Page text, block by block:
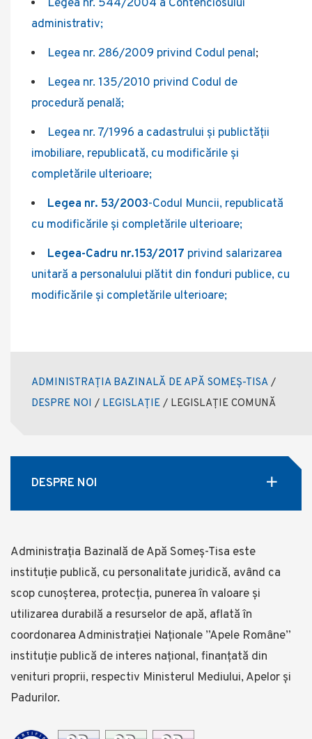
Legea nr. 544/2004 a Contenciosului
administrativ;
Legea nr. 286/2009 privind Codul penal;
Legea nr. 135/2010 privind Codul de
procedură penală;
Legea nr. 7/1996 a cadastrului și publictății
imobiliare, republicată, cu modificările și
completările ulterioare;
Legea nr. 53/2003-Codul Muncii, republicată
cu modificările și completările ulterioare;
Legea-Cadru nr.153/2017 privind salarizarea
unitară a personalului plătit din fonduri publice, cu
modificările şi completările ulterioare;
ADMINISTRAȚIA BAZINALĂ DE APĂ SOMEȘ-TISA /
DESPRE NOI / LEGISLAȚIE / LEGISLAȚIE COMUNĂ
DESPRE NOI
Administrația Bazinală de Apă Someş-Tisa este
instituţie publică, cu personalitate juridică, având ca
scop cunoşterea, protecţia, punerea în valoare şi
utilizarea durabilă a resurselor de apă, aflată în
coordonarea Administraţiei Naționale ”Apele Române”
instituție publică de interes național, finanţată din
venituri proprii, respectiv Ministerul Mediului, Apelor și
Padurilor.